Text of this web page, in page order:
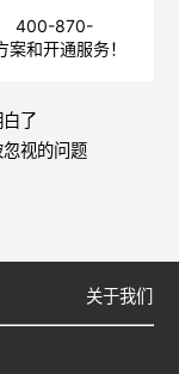
400-870-
和开通服务！
了
视的问题
关于我们